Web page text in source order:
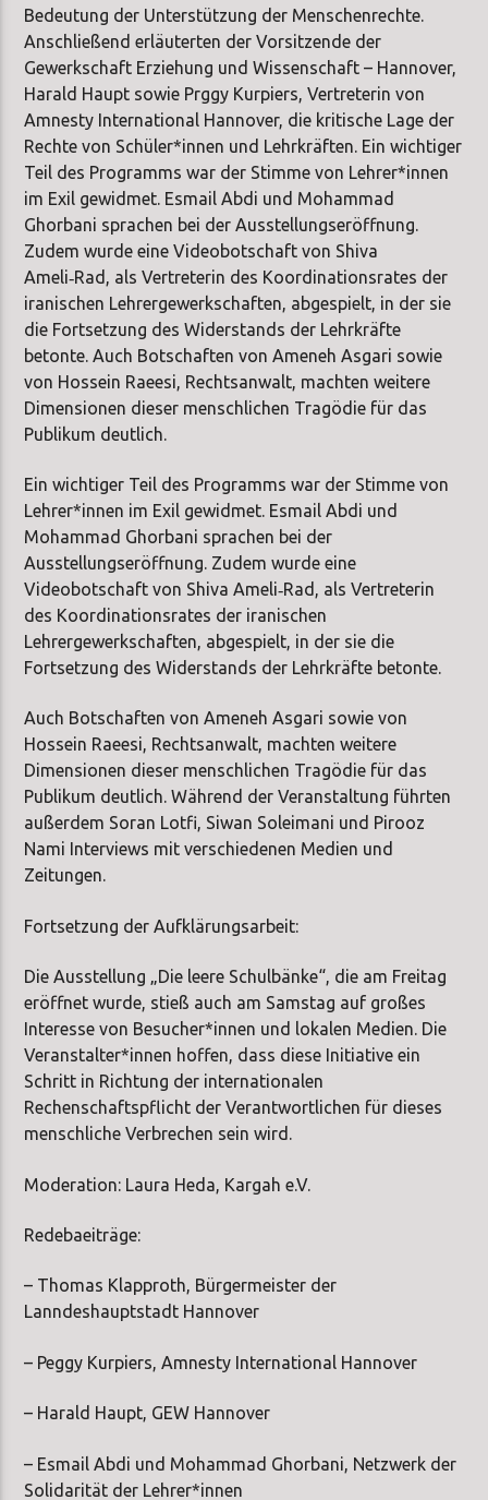
Bedeutung der Unterstützung der Menschenrechte.
Anschließend erläuterten der Vorsitzende der
Gewerkschaft Erziehung und Wissenschaft – Hannover,
Harald Haupt sowie Prggy Kurpiers, Vertreterin von
Amnesty International Hannover, die kritische Lage der
Rechte von Schüler*innen und Lehrkräften. Ein wichtiger
Teil des Programms war der Stimme von Lehrer*innen
im Exil gewidmet. Esmail Abdi und Mohammad
Ghorbani sprachen bei der Ausstellungseröffnung.
Zudem wurde eine Videobotschaft von Shiva
Ameli‑Rad, als Vertreterin des Koordinationsrates der
iranischen Lehrergewerkschaften, abgespielt, in der sie
die Fortsetzung des Widerstands der Lehrkräfte
betonte. Auch Botschaften von Ameneh Asgari sowie
von Hossein Raeesi, Rechtsanwalt, machten weitere
Dimensionen dieser menschlichen Tragödie für das
Publikum deutlich.
Ein wichtiger Teil des Programms war der Stimme von
Lehrer*innen im Exil gewidmet. Esmail Abdi und
Mohammad Ghorbani sprachen bei der
Ausstellungseröffnung. Zudem wurde eine
Videobotschaft von Shiva Ameli‑Rad, als Vertreterin
des Koordinationsrates der iranischen
Lehrergewerkschaften, abgespielt, in der sie die
Fortsetzung des Widerstands der Lehrkräfte betonte.
Auch Botschaften von Ameneh Asgari sowie von
Hossein Raeesi, Rechtsanwalt, machten weitere
Dimensionen dieser menschlichen Tragödie für das
Publikum deutlich. Während der Veranstaltung führten
außerdem Soran Lotfi, Siwan Soleimani und Pirooz
Nami Interviews mit verschiedenen Medien und
Zeitungen.
Fortsetzung der Aufklärungsarbeit:
Die Ausstellung „Die leere Schulbänke“, die am Freitag
eröffnet wurde, stieß auch am Samstag auf großes
Interesse von Besucher*innen und lokalen Medien. Die
Veranstalter*innen hoffen, dass diese Initiative ein
Schritt in Richtung der internationalen
Rechenschaftspflicht der Verantwortlichen für dieses
menschliche Verbrechen sein wird.
Moderation: Laura Heda, Kargah e.V.
Redebaeiträge:
– Thomas Klapproth, Bürgermeister der
Lanndeshauptstadt Hannover
– Peggy Kurpiers, Amnesty International Hannover
– Harald Haupt, GEW Hannover
– Esmail Abdi und Mohammad Ghorbani, Netzwerk der
Solidarität der Lehrer*innen